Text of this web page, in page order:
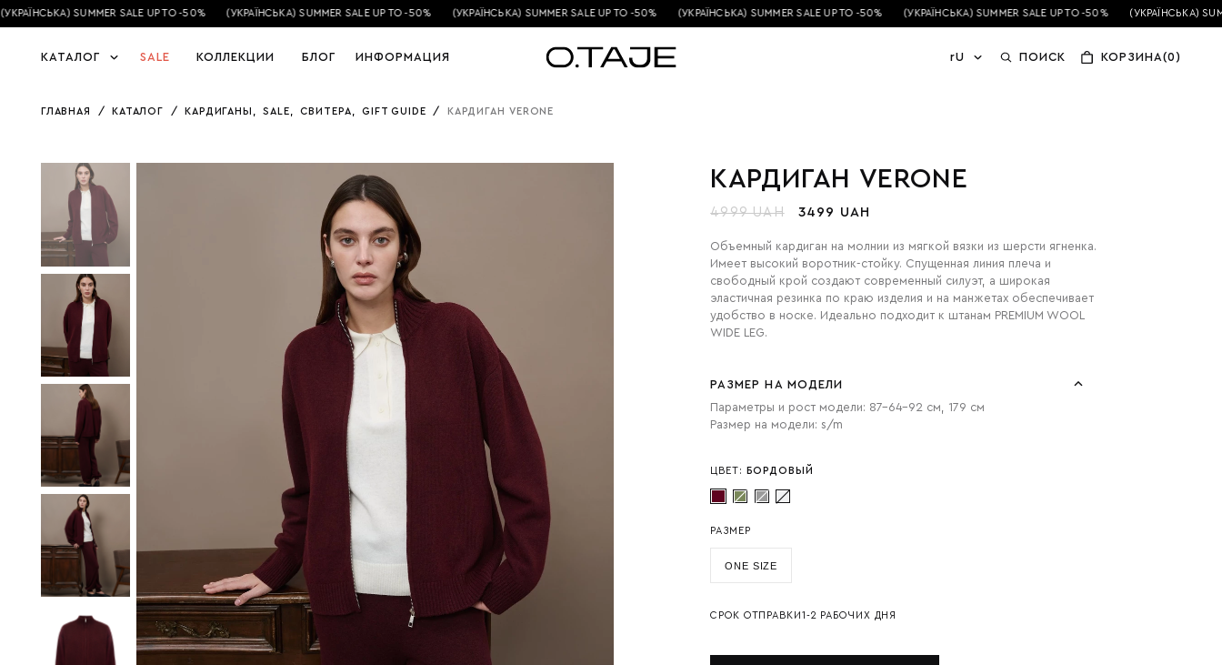
SUMMER SALE UP TO -50% (УКРАЇНСЬКА) SUMMER SALE UP TO -50% (УКРАЇНСЬКА) SUMMER SALE UP TO -50% (УКРАЇНСЬКА) SUMMER SALE UP TO -50% (УКРАЇНСЬКА) SUMMER SALE UP TO -50% (УКРАЇНСЬКА)
КАТАЛОГ SALE КОЛЛЕКЦИИ БЛОГ ИНФОРМАЦИЯ rU ПОИСК КОРЗИНА(0)
ГЛАВНАЯ / КАТАЛОГ / КАРДИГАНЫ SALE СВИТЕРА GIFT GUIDE / КАРДИГАН VERONE
КАРДИГАН VERONE
4999 UAH 3499 UAH
Объемный кардиган на молнии из мягкой вязки из шерсти ягненка.
Имеет высокий воротник-стойку. Спущенная линия плеча и
свободный крой создают современный силуэт, а широкая
эластичная резинка по краю изделия и на манжетах обеспечивает
удобство в носке. Идеально подходит к штанам PREMIUM WOOL
WIDE LEG.
РАЗМЕР НА МОДЕЛИ
Параметры и рост модели: 87-64-92 см, 179 см
Размер на модели: s/m
ЦВЕТ: БОРДОВЫЙ
РАЗМЕР
ONE SIZE
СРОК ОТПРАВКИ1-2 РАБОЧИХ ДНЯ